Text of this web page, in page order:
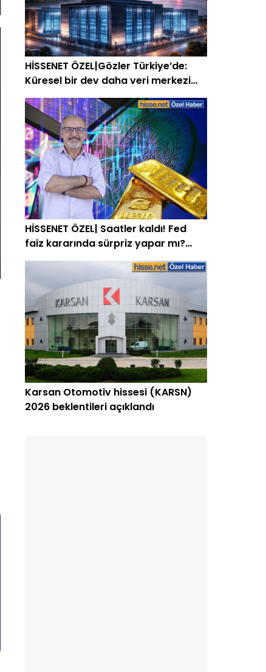
HİSSENET ÖZEL|Gözler Türkiye’de:
Küresel bir dev daha veri merkezi
kurabilir
HİSSENET ÖZEL| Saatler kaldı! Fed
faiz kararında sürpriz yapar mı?
Altına etkisi ne olur? Uzman isim
Karsan Otomotiv hissesi (KARSN)
2026 beklentileri açıklandı